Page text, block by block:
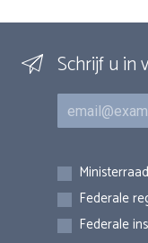
Schrijf u in
E-mail
Inschrijvingen
Ministerraad
Federale
Federale